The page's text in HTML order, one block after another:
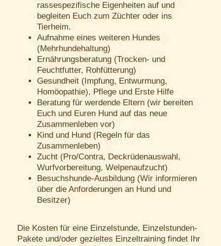
rassespezifische Eigenheiten auf und
begleiten Euch zum Züchter oder ins
Tierheim.
Aufnahme eines weiteren Hundes
(Mehrhundehaltung)
Ernährungsberatung (Trocken- und
Feuchtfutter, Rohfütterung)
Gesundheit (Impfung, Entwurmung,
Homöopathie), Pflege und Erste Hilfe
Beratung für werdende Eltern (wir bereiten
Euch und Euren Hund auf das neue
Zusammenleben vor)
Kind und Hund (Regeln für das
Zusammenleben)
Zucht (Pro/Contra, Deckrüdenauswahl,
Wurfvorbereitung, Welpenaufzucht)
Besuchshunde-Ausbildung (Wir informieren
über die Anforderungen an Hund und
Besitzer)
Die Kosten für eine Einzelstunde, Einzelstunden-
Pakete und/oder gezieltes Einzeltraining findet Ihr